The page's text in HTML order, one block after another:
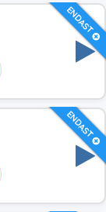
ENDAST
ENDAST